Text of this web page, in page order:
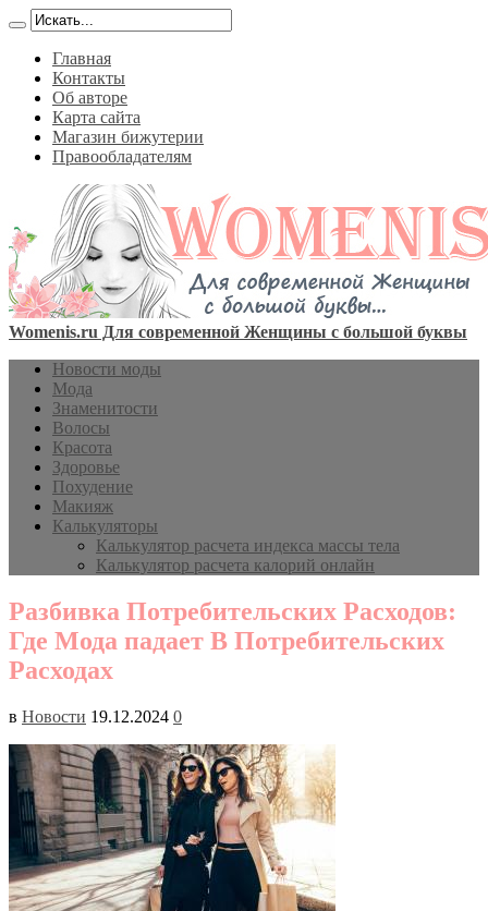
Главная
Контакты
Об авторе
Карта сайта
Магазин бижутерии
Правообладателям
Womenis.ru Для современной Женщины с большой буквы
Новости моды
Мода
Знаменитости
Волосы
Красота
Здоровье
Похудение
Макияж
Калькуляторы
Калькулятор расчета индекса массы тела
Калькулятор расчета калорий онлайн
Разбивка Потребительских Расходов:
Где Мода падает В Потребительских
Расходах
в Новости 19.12.2024 0